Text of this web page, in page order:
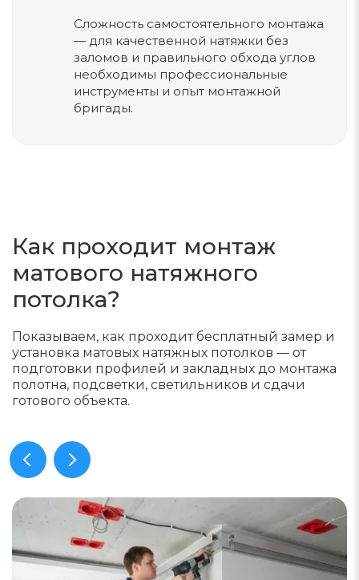
Сложность самостоятельного монтажа
— для качественной натяжки без
заломов и правильного обхода углов
необходимы профессиональные
инструменты и опыт монтажной
бригады.
Как проходит монтаж
матового натяжного
потолка?
Показываем, как проходит бесплатный замер и
установка матовых натяжных потолков — от
подготовки профилей и закладных до монтажа
полотна, подсветки, светильников и сдачи
готового объекта.